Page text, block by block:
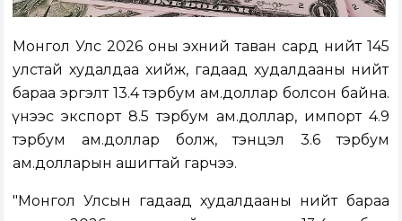
Монгол Улс 2026 оны эхний таван сард нийт 145
улстай худалдаа хийж, гадаад худалдааны нийт
бараа эргэлт 13.4 тэрбум ам.доллар болсон байна.
Үүнээс экспорт 8.5 тэрбум ам.доллар, импорт 4.9
тэрбум ам.доллар болж, тэнцэл 3.6 тэрбум
ам.долларын ашигтай гарчээ.
"Монгол Улсын гадаад худалдааны нийт бараа